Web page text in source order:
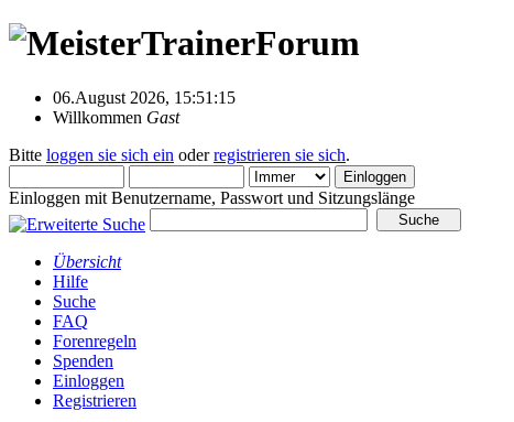
06.August 2026, 15:51:15
Willkommen Gast
Bitte loggen sie sich ein oderregistrieren sie sich.
Einloggen mit Benutzername, Passwort und Sitzungslänge
Übersicht
Hilfe
Suche
FAQ
Forenregeln
Spenden
Einloggen
Registrieren